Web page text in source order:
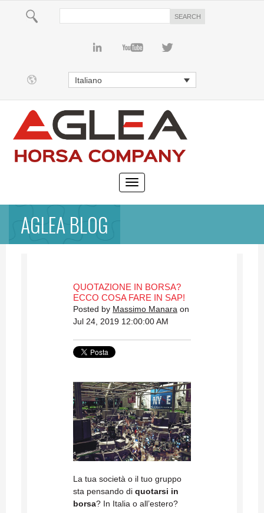
Italiano
AGLEA BLOG
QUOTAZIONE IN BORSA?
ECCO COSA FARE IN SAP!
Posted by Massimo Manara on
Jul 24, 2019 12:00:00 AM
La tua società o il tuo gruppo
sta pensando di quotarsi in
borsa? In Italia o all’estero?